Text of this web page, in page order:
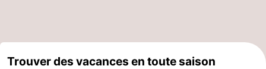
Stationnement
Adresses
Trouver des vacances en toute saison